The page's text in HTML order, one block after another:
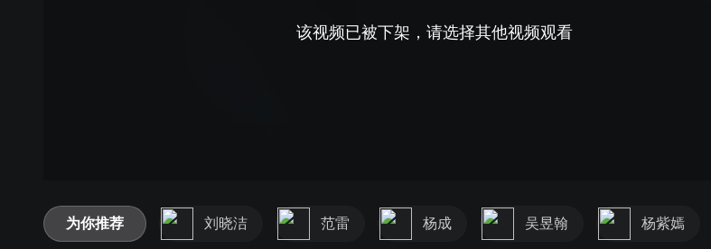
该视频已被下架，请选择其他视频观看
为你推荐 刘晓洁 范雷 杨成 吴昱翰 杨紫嫣